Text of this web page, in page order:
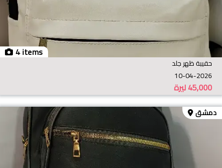
4 items
حقيبة ظهر جلد
10-04-2026
ليرة45,000
دمشق